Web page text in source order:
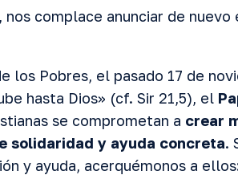
complace anunciar de nuevo
los Pobres, el pasado 17 de
hasta Dios» (cf. Sir 21,5), el
se comprometan a crear
solidaridad y ayuda concreta.
y ayuda, acerquémonos a